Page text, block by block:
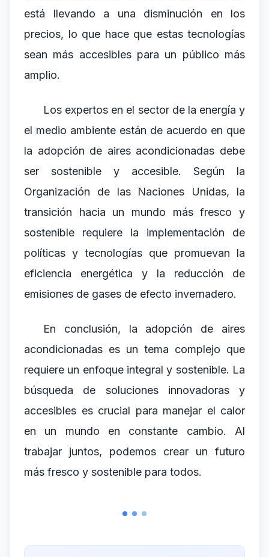
está llevando a una disminución en los
precios, lo que hace que estas tecnologías
sean más accesibles para un público más
amplio.
Los expertos en el sector de la energía y
el medio ambiente están de acuerdo en que
la adopción de aires acondicionadas debe
ser sostenible y accesible. Según la
Organización de las Naciones Unidas, la
transición hacia un mundo más fresco y
sostenible requiere la implementación de
políticas y tecnologías que promuevan la
eficiencia energética y la reducción de
emisiones de gases de efecto invernadero.
En conclusión, la adopción de aires
acondicionadas es un tema complejo que
requiere un enfoque integral y sostenible. La
búsqueda de soluciones innovadoras y
accesibles es crucial para manejar el calor
en un mundo en constante cambio. Al
trabajar juntos, podemos crear un futuro
más fresco y sostenible para todos.